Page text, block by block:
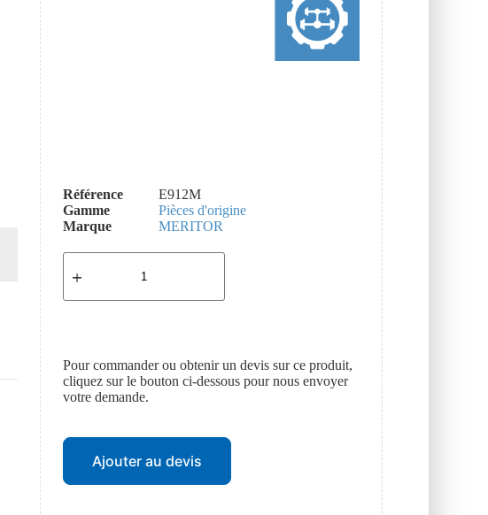
Référence
E912M
Gamme
Pièces d'origine
Marque
MERITOR
Pour commander ou obtenir un devis sur ce produit,
cliquez sur le bouton ci-dessous pour nous envoyer
votre demande.
Ajouter au devis